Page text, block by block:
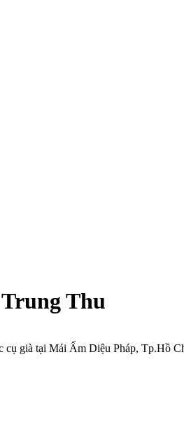
Thu
cụ già tại Mái Ấm Diệu Pháp, Tp.Hồ